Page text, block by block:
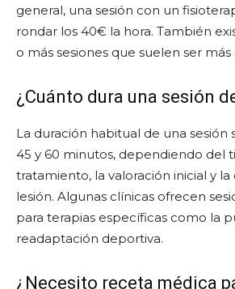
general, una sesión con un
rondar los 40€ la hora. También
o más sesiones que suelen ser
¿Cuánto dura una sesión
La duración habitual de una sesión
45 y 60 minutos, dependiendo del
tratamiento, la valoración inicial y
lesión. Algunas clínicas ofrecen
para terapias específicas como la
readaptación deportiva.
¿Necesito receta médica